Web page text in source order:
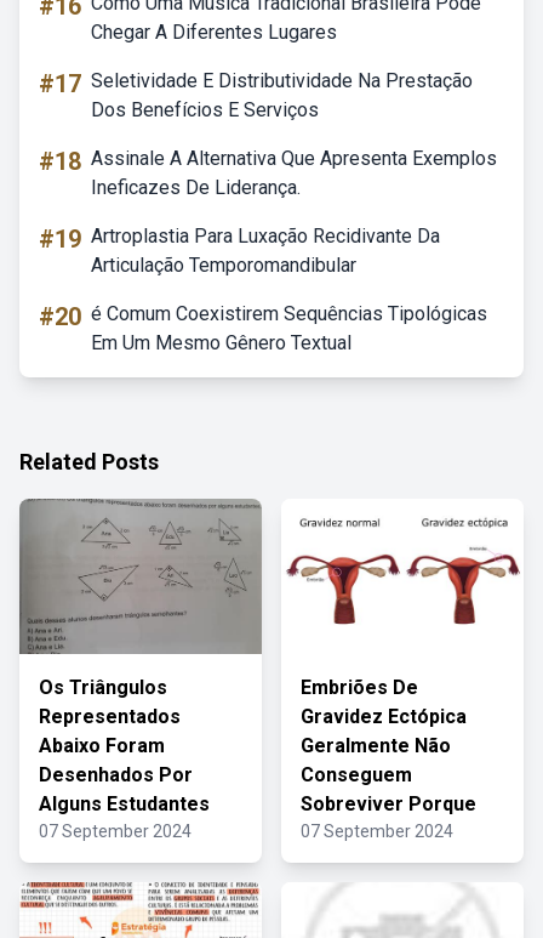
#16
Chegar A Diferentes Lugares
#17 Seletividade E Distributividade Na Prestação
Dos Benefícios E Serviços
#18 Assinale A Alternativa Que Apresenta Exemplos
Ineficazes De Liderança.
#19 Artroplastia Para Luxação Recidivante Da
Articulação Temporomandibular
#20 é Comum Coexistirem Sequências Tipológicas
Em Um Mesmo Gênero Textual
Related Posts
Os Triângulos
Representados
Abaixo Foram
Desenhados Por
Alguns Estudantes
07 September 2024
Embriões De
Gravidez Ectópica
Geralmente Não
Conseguem
Sobreviver Porque
07 September 2024